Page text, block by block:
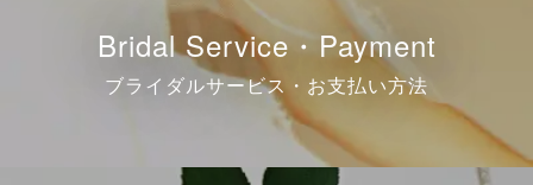
Bridal Service・Payment
ブライダルサービス・お支払い方法